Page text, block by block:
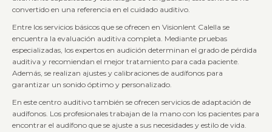
convertido en una referencia en el cuidado auditivo.
Entre los servicios básicos que se ofrecen en Visionlent Calella se
encuentra la evaluación auditiva completa. Mediante pruebas
especializadas, los expertos en audición determinan el grado de pérdida
auditiva y recomiendan el mejor tratamiento para cada paciente.
Además, se realizan ajustes y calibraciones de audífonos para
garantizar un sonido óptimo y personalizado.
En este centro auditivo también se ofrecen servicios de adaptación de
audífonos. Los profesionales trabajan de la mano con los pacientes para
encontrar el audífono que se ajuste a sus necesidades y estilo de vida.